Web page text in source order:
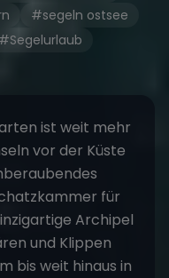
#segeln ostsee
#Segelurlaub
ist weit mehr
vor der Küste
für
Archipel
und Klippen
bis weit hinaus in